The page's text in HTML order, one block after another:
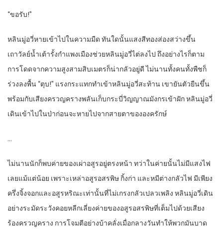
“ขอรับ!”
หลินมู่อวี่หายเข้าไปในความมืด ทันใดนั้นแสงสีทองส่องสว่างขึ้น
เถาวัลย์น้ำเต้ารั้งกำแพงเมืองช่วยหลินมู่อวี่ไต่ลงไป ถึงอย่างไรก็ตาม
การโดดจากความสูงสามสิบเมตรก็น่ากลัวอยู่ดี ไม่นานทั้งคนทั้งพืชก็
ร่วงลงพื้น “ตุบ!” แรงกระแทกทำเข้าหลินมู่อวี่สะท้าน เขายันตัวยืนขึ้น
พร้อมกับเสียงครวญครางพลันเก็บกระบี่วิญญาณมังกรเข้าฝัก หลินมู่อวี่
เดินเข้าไปในป่าก่อนจะหายไปจากสายตาขององครักษ์
…
ไม่นานนักก็พบค่ายของเผ่าอสูรอยู่ตรงหน้า ทว่าในค่ายนั้นไม่มีแสงไฟ
เลยแม้แต่น้อย เพราะเหล่าอสูรอสรพิษ กิ้งก่า และหมีต่างกลัวไฟ มีเพียง
ครึ่งจิ้งจอกและอสูรหริณะเท่านั้นที่ไม่เกรงกลัวเปลวเพลิง หลินมู่อวี่เดิน
อย่างระมัดระวังคอยหลีกเลี่ยงค่ายของอสูรอสรพิษที่เต็มไปด้วยเสียง
ร้องครวญคราง การโจมตีอย่างบ้าคลั่งเมื่อกลางวันทำให้พวกมันบาด